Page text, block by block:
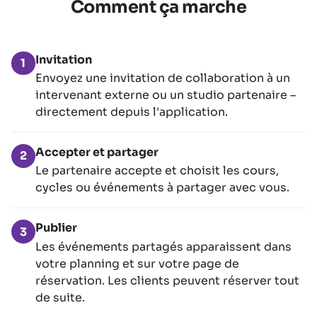
Comment ça marche
1
Invitation
Envoyez une invitation de collaboration à un
intervenant externe ou un studio partenaire –
directement depuis l'application.
2 Accepter et partager
Le partenaire accepte et choisit les cours,
cycles ou événements à partager avec vous.
3 Publier
Les événements partagés apparaissent dans
votre planning et sur votre page de
réservation. Les clients peuvent réserver tout
de suite.